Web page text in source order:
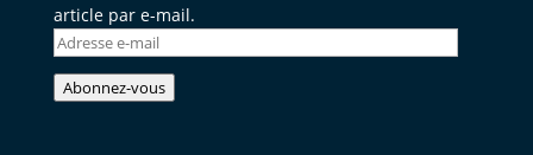
article par e-mail.
Adresse
e-
mail
Abonnez-vous